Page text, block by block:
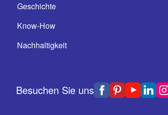
Geschichte
Know-How
Nachhaltigkeit
Besuchen Sie uns